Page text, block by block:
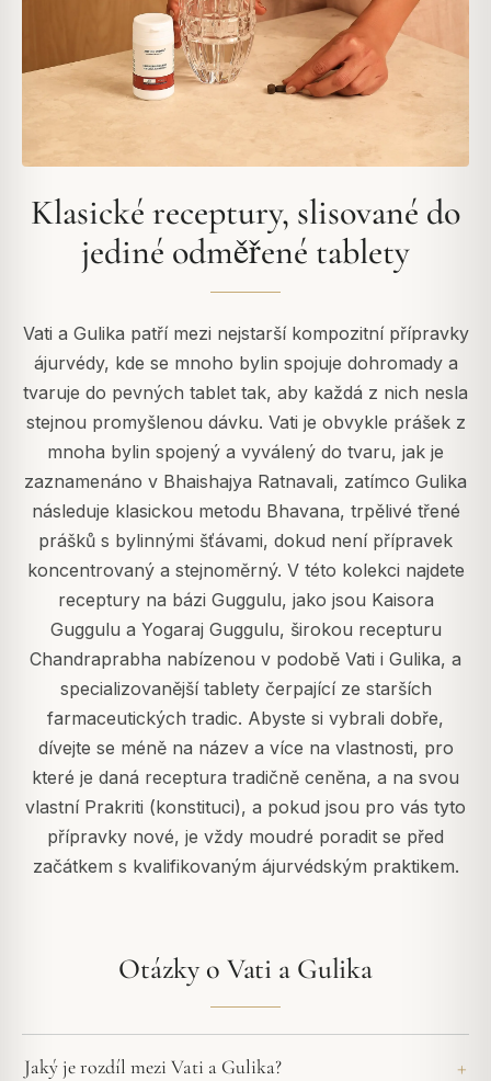
Klasické receptury, slisované do
jediné odměřené tablety
Vati a Gulika patří mezi nejstarší kompozitní přípravky
ájurvédy, kde se mnoho bylin spojuje dohromady a
tvaruje do pevných tablet tak, aby každá z nich nesla
stejnou promyšlenou dávku. Vati je obvykle prášek z
mnoha bylin spojený a vyválený do tvaru, jak je
zaznamenáno v Bhaishajya Ratnavali, zatímco Gulika
následuje klasickou metodu Bhavana, trpělivé třené
prášků s bylinnými šťávami, dokud není přípravek
koncentrovaný a stejnoměrný. V této kolekci najdete
receptury na bázi Guggulu, jako jsou Kaisora
Guggulu a Yogaraj Guggulu, širokou recepturu
Chandraprabha nabízenou v podobě Vati i Gulika, a
specializovanější tablety čerpající ze starších
farmaceutických tradic. Abyste si vybrali dobře,
dívejte se méně na název a více na vlastnosti, pro
které je daná receptura tradičně ceněna, a na svou
vlastní Prakriti (konstituci), a pokud jsou pro vás tyto
přípravky nové, je vždy moudré poradit se před
začátkem s kvalifikovaným ájurvédským praktikem.
Otázky o Vati a Gulika
Jaký je rozdíl mezi Vati a Gulika?